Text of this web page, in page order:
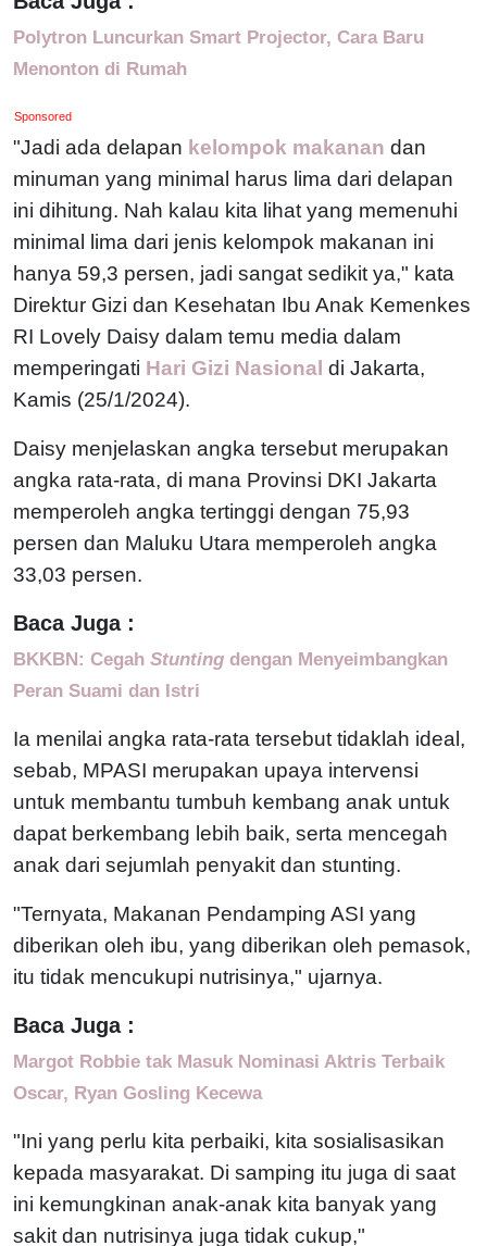
Polytron Luncurkan Smart Projector, Cara Baru
Menonton di Rumah
Sponsored
"Jadi ada delapan kelompok makanan dan
minuman yang minimal harus lima dari delapan
ini dihitung. Nah kalau kita lihat yang memenuhi
minimal lima dari jenis kelompok makanan ini
hanya 59,3 persen, jadi sangat sedikit ya," kata
Direktur Gizi dan Kesehatan Ibu Anak Kemenkes
RI Lovely Daisy dalam temu media dalam
memperingati Hari Gizi Nasional di Jakarta,
Kamis (25/1/2024).
Daisy menjelaskan angka tersebut merupakan
angka rata-rata, di mana Provinsi DKI Jakarta
memperoleh angka tertinggi dengan 75,93
persen dan Maluku Utara memperoleh angka
33,03 persen.
Baca Juga :
BKKBN: Cegah Stunting dengan Menyeimbangkan
Peran Suami dan Istri
Ia menilai angka rata-rata tersebut tidaklah ideal,
sebab, MPASI merupakan upaya intervensi
untuk membantu tumbuh kembang anak untuk
dapat berkembang lebih baik, serta mencegah
anak dari sejumlah penyakit dan stunting.
"Ternyata, Makanan Pendamping ASI yang
diberikan oleh ibu, yang diberikan oleh pemasok,
itu tidak mencukupi nutrisinya," ujarnya.
Baca Juga :
Margot Robbie tak Masuk Nominasi Aktris Terbaik
Oscar, Ryan Gosling Kecewa
"Ini yang perlu kita perbaiki, kita sosialisasikan
kepada masyarakat. Di samping itu juga di saat
ini kemungkinan anak-anak kita banyak yang
sakit dan nutrisinya juga tidak cukup,"